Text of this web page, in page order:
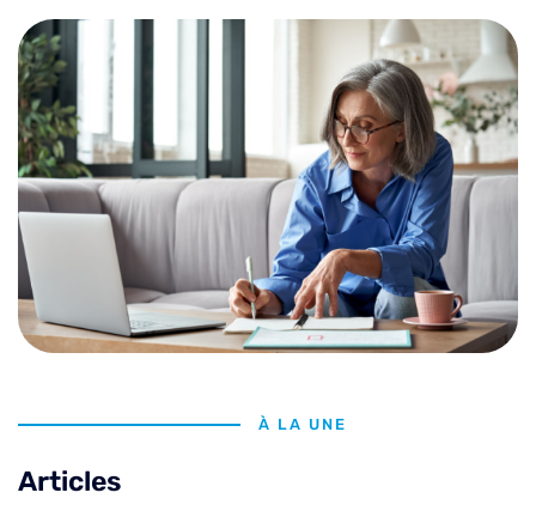
À LA UNE
Articles